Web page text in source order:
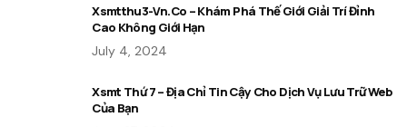
Xsmtthu3-Vn.co – Khám Phá Thế Giới Giải Trí Đỉnh
Cao Không Giới Hạn
July 4, 2024
Xsmt Thứ 7 – Địa Chỉ Tin Cậy Cho Dịch Vụ Lưu Trữ Web
Của Bạn